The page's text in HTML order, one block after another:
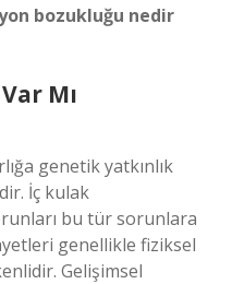
bozukluğu nedir
Mı
genetik yatkınlık
İç kulak
bu tür sorunlara
genellikle fiziksel
Gelişimsel